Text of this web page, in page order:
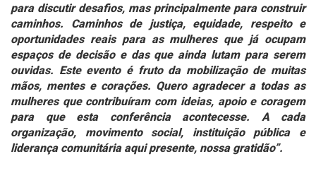
para discutir desafios, mas principalmente para construir
caminhos. Caminhos de justiça, equidade, respeito e
oportunidades reais para as mulheres que já ocupam
espaços de decisão e das que ainda lutam para serem
ouvidas. Este evento é fruto da mobilização de muitas
mãos, mentes e corações. Quero agradecer a todas as
mulheres que contribuíram com ideias, apoio e coragem
para que esta conferência acontecesse. A cada
organização, movimento social, instituição pública e
liderança comunitária aqui presente, nossa gratidão”.